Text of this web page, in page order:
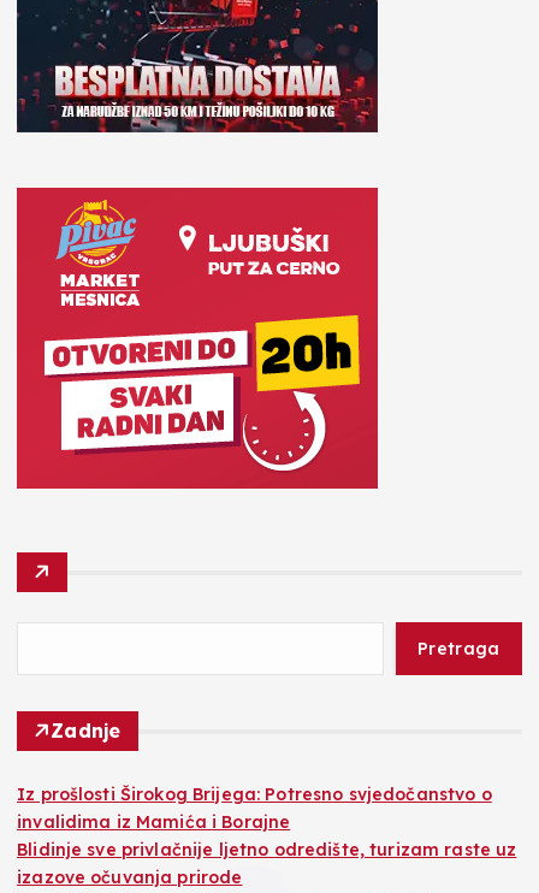
Pretraga
Zadnje
Iz prošlosti Širokog Brijega: Potresno svjedočanstvo o
invalidima iz Mamića i Borajne
Blidinje sve privlačnije ljetno odredište, turizam raste uz
izazove očuvanja prirode